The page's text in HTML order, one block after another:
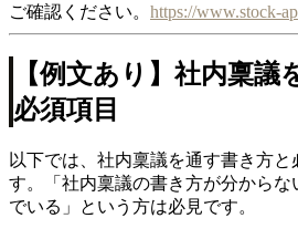
ご確認ください。 https://www.stock-
【例文あり】社内稟議
必須項目
以下では、社内稟議を通す書き方と
す。「社内稟議の書き方が分から
でいる」という方は必見です。